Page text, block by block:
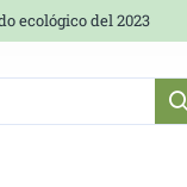
ecológico del 2023